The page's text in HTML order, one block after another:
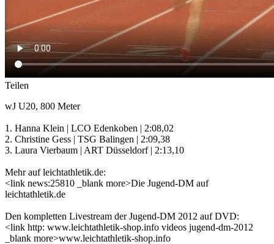
Teilen
wJ U20, 800 Meter
1. Hanna Klein | LCO Edenkoben | 2:08,02
2. Christine Gess | TSG Balingen | 2:09,38
3. Laura Vierbaum | ART Düsseldorf | 2:13,10
Mehr auf leichtathletik.de:
<link news:25810 _blank more>Die Jugend-DM auf
leichtathletik.de
Den kompletten Livestream der Jugend-DM 2012 auf DVD:
<link http: www.leichtathletik-shop.info videos jugend-dm-2012
_blank more>www.leichtathletik-shop.info